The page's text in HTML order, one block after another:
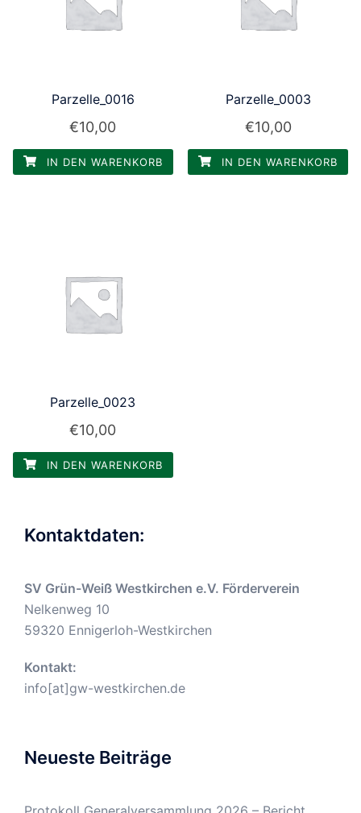
Parzelle_0016
€10,00
IN DEN WARENKORB
Parzelle_0003
€10,00
IN DEN WARENKORB
Parzelle_0023
€10,00
IN DEN WARENKORB
Kontaktdaten:
SV Grün-Weiß Westkirchen e.V. Förderverein
Nelkenweg 10
59320 Ennigerloh-Westkirchen
Kontakt:
info[at]gw-westkirchen.de
Neueste Beiträge